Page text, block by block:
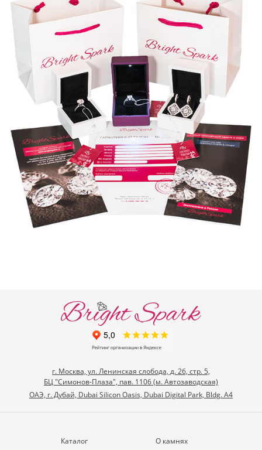
г. Москва, ул. Ленинская слобода, д. 26, стр. 5,
БЦ "Симонов-Плаза", пав. 1106 (м. Автозаводская)
ОАЭ, г. Дубай, Dubai Silicon Oasis, Dubai Digital Park, Bldg. A4
Каталог О камнях